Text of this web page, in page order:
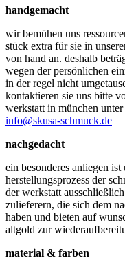
handgemacht
wir bemühen uns
stück extra für sie in
von hand an. deshalb
wegen der persönlichen
in der regel nicht
kontaktieren sie uns bitte
werkstatt in münchen
info@skusa-schmuck.de
nachgedacht
ein besonderes anliegen
herstellungsprozess der
der werkstatt
zulieferern, die sich dem
haben und bieten auf
altgold zur
material & farben